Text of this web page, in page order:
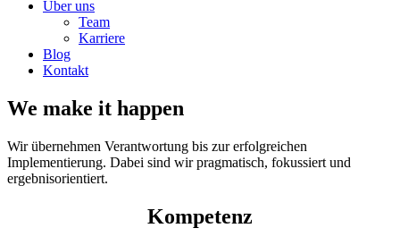
Über uns
Team
Karriere
Blog
Kontakt
We make it happen
Wir übernehmen Verantwortung bis zur erfolgreichen
Implementierung. Dabei sind wir pragmatisch, fokussiert und
ergebnisorientiert.
Kompetenz